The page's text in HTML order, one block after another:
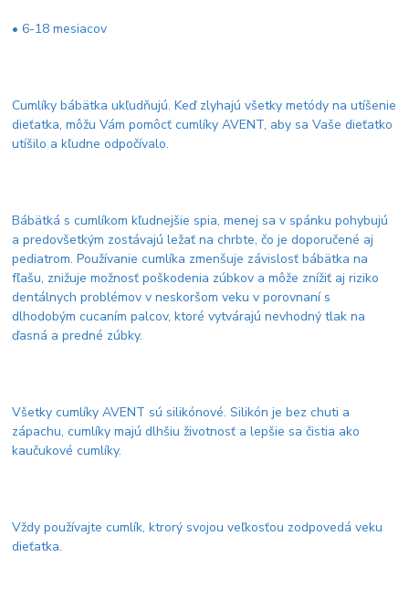
• 6-18 mesiacov
Cumlíky bábätka ukľudňujú. Keď zlyhajú všetky metódy na utíšenie
dieťatka, môžu Vám pomôcť cumlíky AVENT, aby sa Vaše dieťatko
utíšilo a kľudne odpočívalo.
Bábätká s cumlíkom kľudnejšie spia, menej sa v spánku pohybujú
a predovšetkým zostávajú ležať na chrbte, čo je doporučené aj
pediatrom. Používanie cumlíka zmenšuje závislosť bábätka na
fľašu, znižuje možnosť poškodenia zúbkov a môže znížiť aj riziko
dentálnych problémov v neskoršom veku v porovnaní s
dlhodobým cucaním palcov, ktoré vytvárajú nevhodný tlak na
ďasná a predné zúbky.
Všetky cumlíky AVENT sú silikónové. Silikón je bez chuti a
zápachu, cumlíky majú dlhšiu životnosť a lepšie sa čistia ako
kaučukové cumlíky.
Vždy používajte cumlík, ktrorý svojou veľkosťou zodpovedá veku
dieťatka.